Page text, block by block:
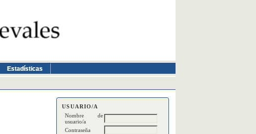
USUARIO/A
Nombre de
usuario/a
Contraseña
Estadísticas